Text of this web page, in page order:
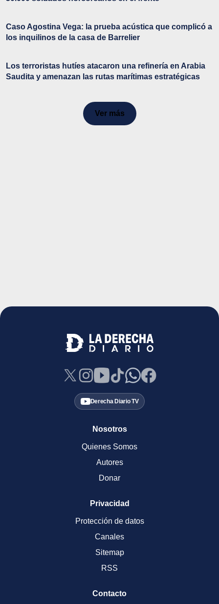
Caso Agostina Vega: la prueba acústica que complicó a
los inquilinos de la casa de Barrelier
Los terroristas hutíes atacaron una refinería en Arabia
Saudita y amenazan las rutas marítimas estratégicas
Ver más
Derecha Diario TV
Nosotros
Quienes Somos
Autores
Donar
Privacidad
Protección de datos
Canales
Sitemap
RSS
Contacto